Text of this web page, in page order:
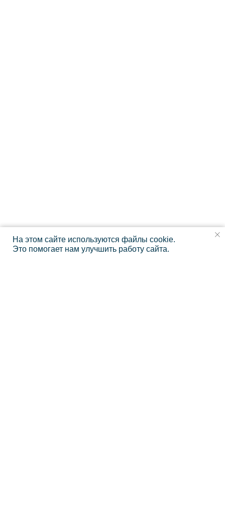
На этом сайте используются файлы cookie.
Это помогает нам улучшить работу сайта.